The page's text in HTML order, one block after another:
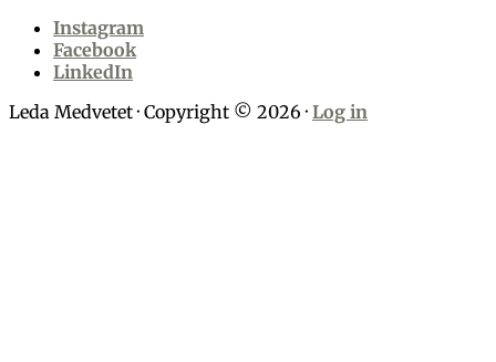
Instagram
Facebook
LinkedIn
Leda Medvetet · Copyright © 2026 · Log in